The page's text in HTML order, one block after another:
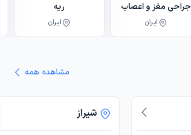
جراحی مغز و اعصاب
ایران
ریه
ایران
مشاهده همه
شیراز